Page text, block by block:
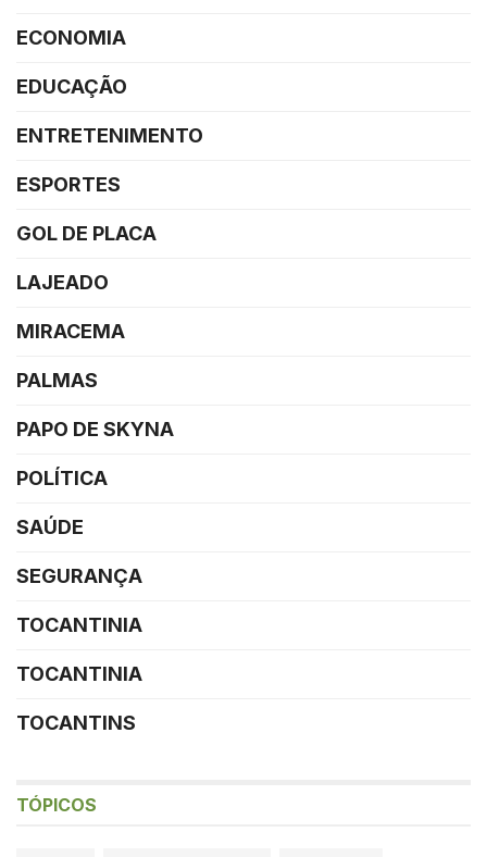
ECONOMIA
EDUCAÇÃO
ENTRETENIMENTO
ESPORTES
GOL DE PLACA
LAJEADO
MIRACEMA
PALMAS
PAPO DE SKYNA
POLÍTICA
SAÚDE
SEGURANÇA
TOCANTINIA
TOCANTINIA
TOCANTINS
TÓPICOS